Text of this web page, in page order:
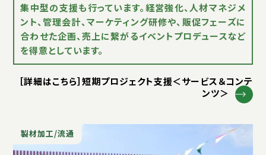
集中型の支援も行っています。経営強化、人材マネジメ
ント、管理会計、マーケティング研修や、販促フェーズに
合わせた企画、売上に繋がるイベントプロデュースなど
を得意としています。
［詳細はこちら］短期プロジェクト支援＜サービス＆コンテ
ンツ＞
製材加工/流通